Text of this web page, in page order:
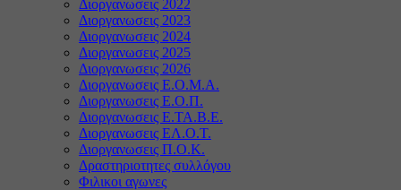
Διοργανωσεις 2022
Διοργανωσεις 2023
Διοργανωσεις 2024
Διοργανωσεις 2025
Διοργανωσεις 2026
Διοργανωσεις Ε.Ο.Μ.Α.
Διοργανωσεις Ε.Ο.Π.
Διοργανωσεις Ε.ΤΑ.Β.Ε.
Διοργανωσεις ΕΛ.Ο.Τ.
Διοργανωσεις Π.Ο.Κ.
Δραστηριοτητες συλλόγου
Φιλικοι αγωνες